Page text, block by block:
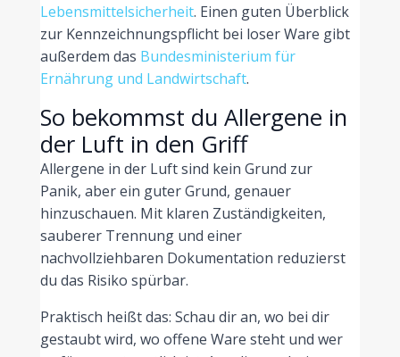
Lebensmittelsicherheit. Einen guten Überblick
zur Kennzeichnungspflicht bei loser Ware gibt
außerdem das Bundesministerium für
Ernährung und Landwirtschaft.
So bekommst du Allergene in
der Luft in den Griff
Allergene in der Luft sind kein Grund zur
Panik, aber ein guter Grund, genauer
hinzuschauen. Mit klaren Zuständigkeiten,
sauberer Trennung und einer
nachvollziehbaren Dokumentation reduzierst
du das Risiko spürbar.
Praktisch heißt das: Schau dir an, wo bei dir
gestaubt wird, wo offene Ware steht und wer